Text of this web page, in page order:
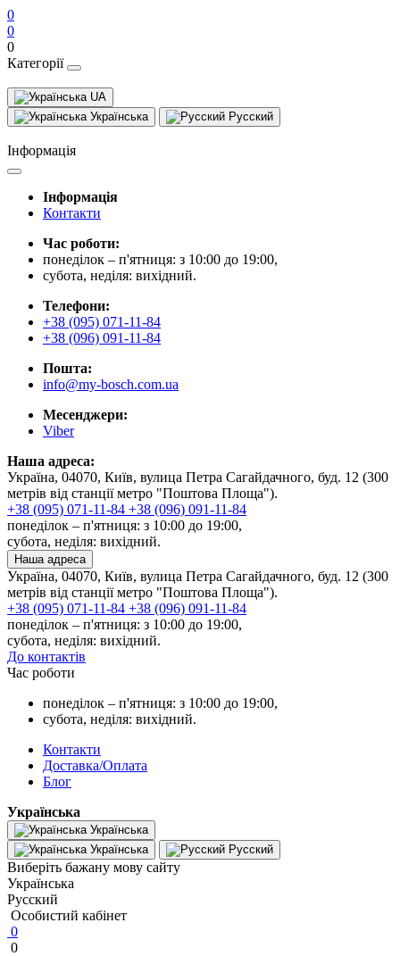
0
0
0
Категорії
UA
Українська
Русский
Інформація
Інформація
Контакти
Час роботи:
понеділок – п'ятниця: з 10:00 до 19:00,
субота, неділя: вихідний.
Телефони:
+38 (095) 071-11-84
+38 (096) 091-11-84
Пошта:
info@my-bosch.com.ua
Месенджери:
Viber
Наша адреса:
Україна, 04070, Київ, вулица Петра Сагайдачного, буд. 12 (300
метрів від станції метро "Поштова Площа").
+38 (095) 071-11-84 +38 (096) 091-11-84
понеділок – п'ятниця: з 10:00 до 19:00,
субота, неділя: вихідний.
Наша адреса
Україна, 04070, Київ, вулица Петра Сагайдачного, буд. 12 (300
метрів від станції метро "Поштова Площа").
+38 (095) 071-11-84 +38 (096) 091-11-84
понеділок – п'ятниця: з 10:00 до 19:00,
субота, неділя: вихідний.
До контактів
Час роботи
понеділок – п'ятниця: з 10:00 до 19:00,
субота, неділя: вихідний.
Контакти
Доставка/Оплата
Блог
Українська
Українська
Українська
Русский
Виберіть бажану мову сайту
Українська
Русский
Особистий кабінет
0
0